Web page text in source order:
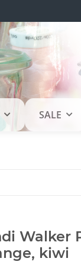
SALE
Walker
kiwi